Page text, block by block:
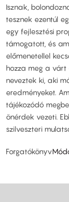
Isznak,
tesznek ezentúl
egy fejlesztési
támogatott, és
előmenetellel
hozza meg a várt
neveztek ki, aki
eredményeket.
tájékozódó
önérdek vezeti.
szilveszteri
Forgatókönyv